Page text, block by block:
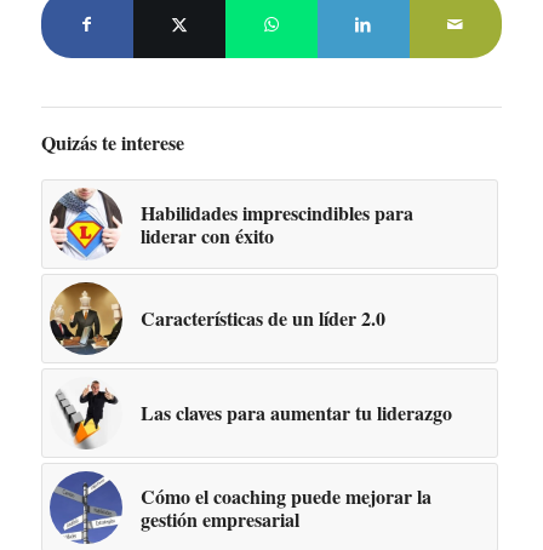
Quizás te interese
Habilidades imprescindibles para
liderar con éxito
Características de un líder 2.0
Las claves para aumentar tu liderazgo
Cómo el coaching puede mejorar la
gestión empresarial